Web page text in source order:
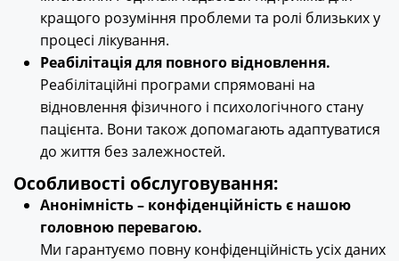
кращого розуміння проблеми та ролі близьких у
процесі лікування.
Реабілітація для повного відновлення.
Реабілітаційні програми спрямовані на
відновлення фізичного і психологічного стану
пацієнта. Вони також допомагають адаптуватися
до життя без залежностей.
Особливості обслуговування:
Анонімність – конфіденційність є нашою
головною перевагою.
Ми гарантуємо повну конфіденційність усіх даних